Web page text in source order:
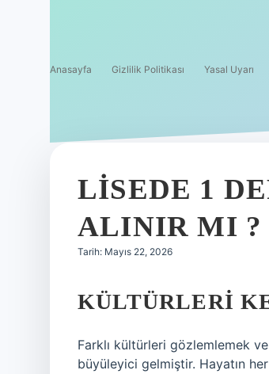
Anasayfa Gizlilik Politikası Yasal Uyarı
LISEDE 1
ALINIR MI ?
Tarih: Mayıs 22, 2026
KÜLTÜRLERI
Farklı kültürleri gözlemlemek
büyüleyici gelmiştir. Hayatın